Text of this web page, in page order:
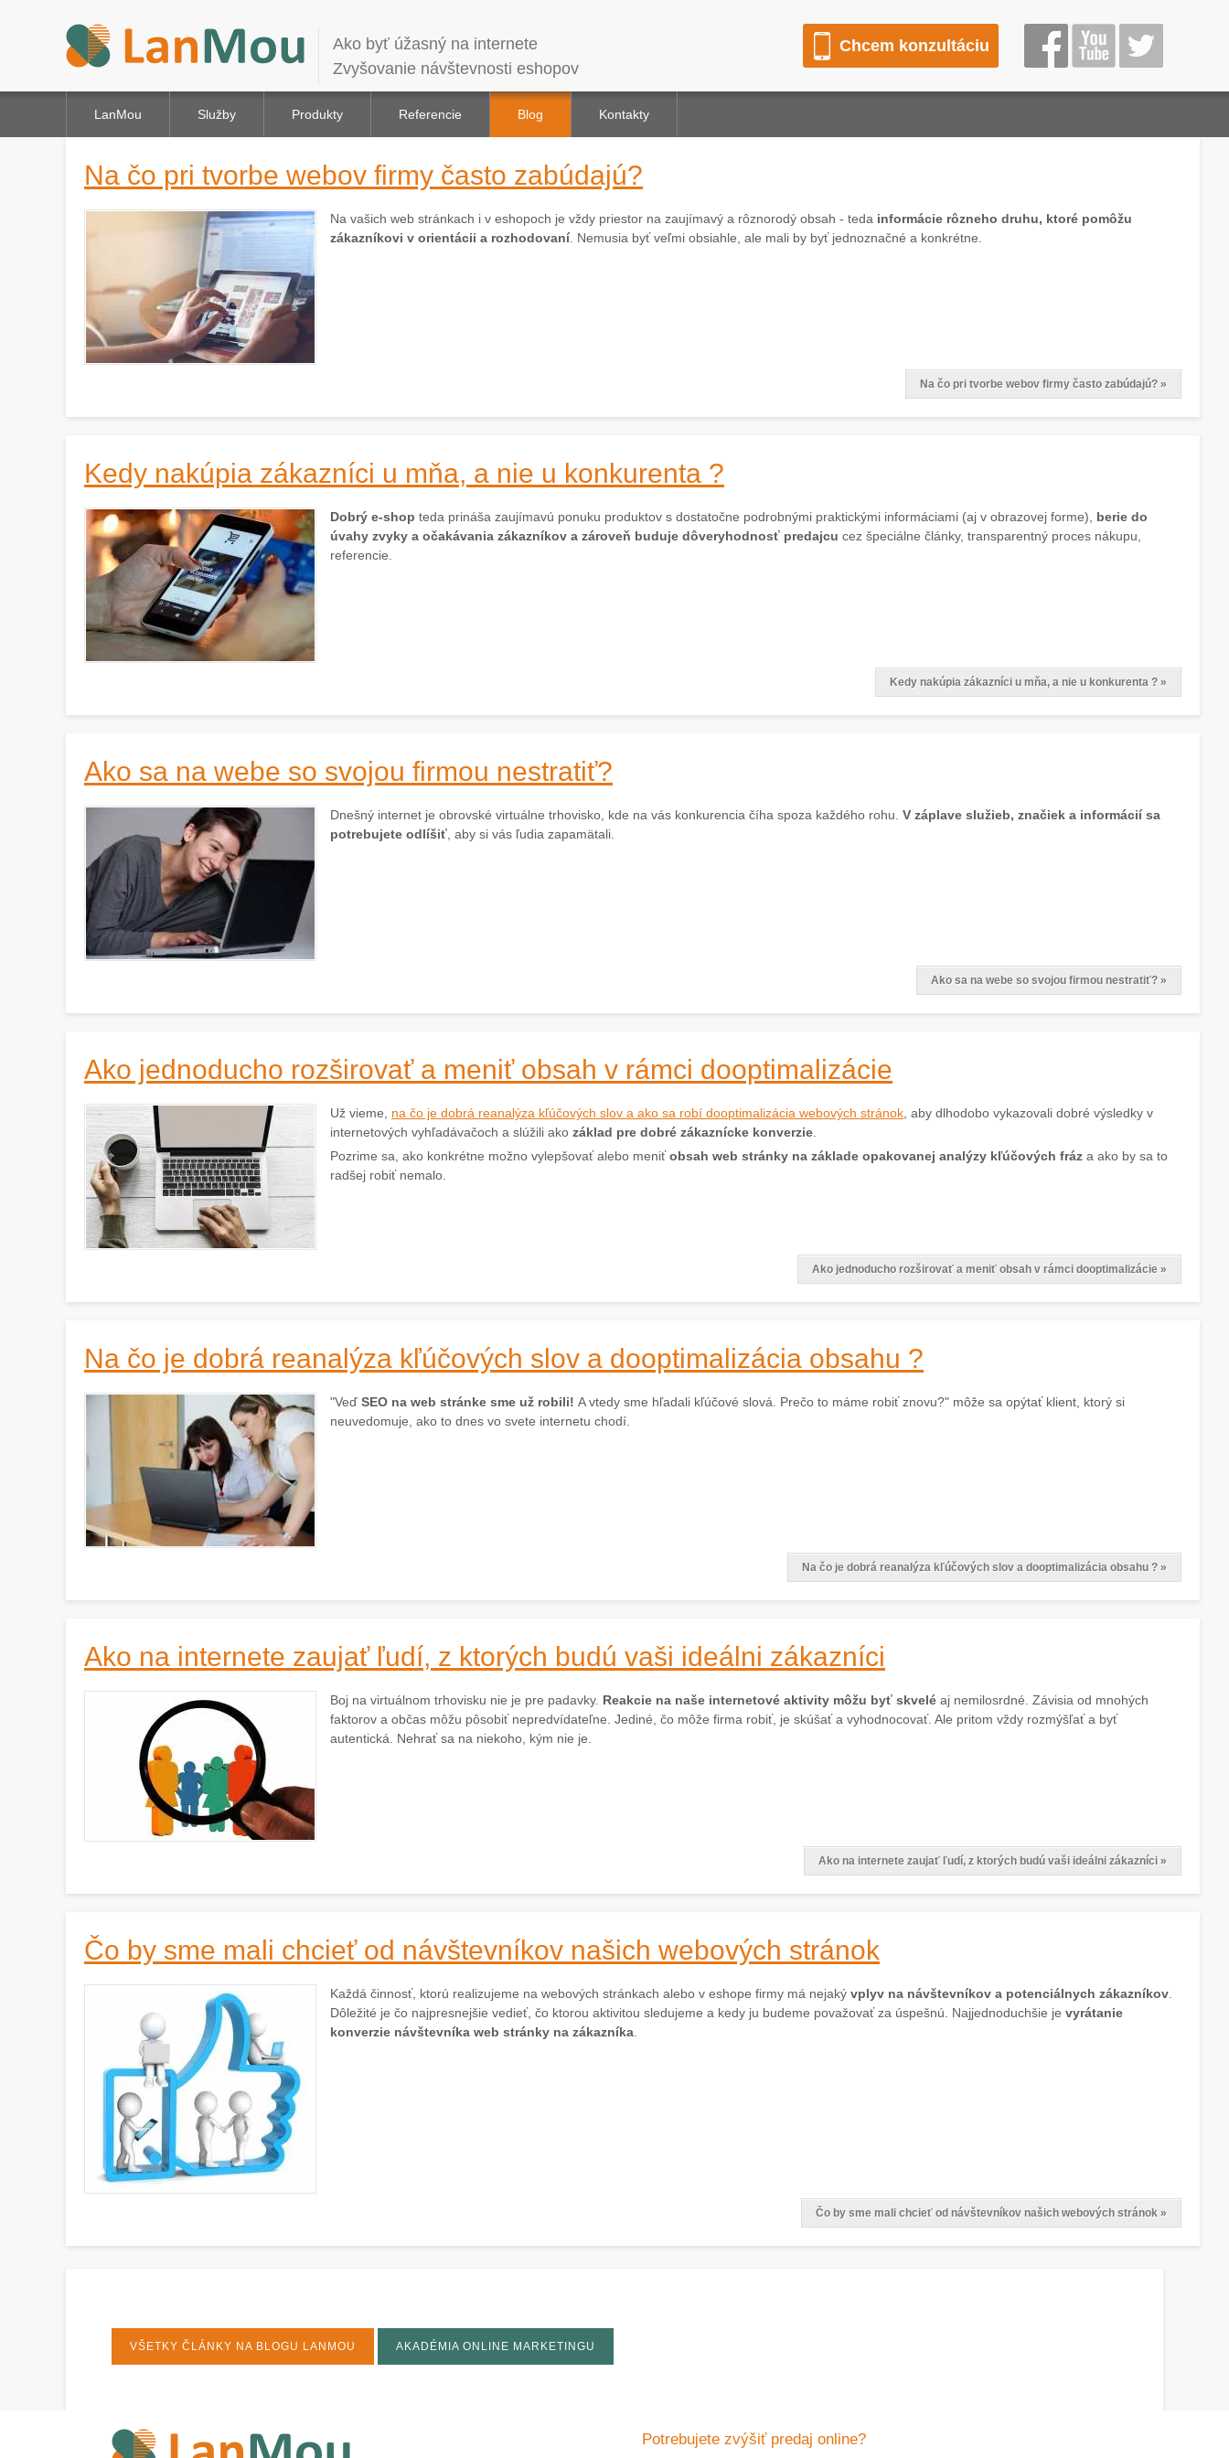
Ako byť úžasný na internete
Zvyšovanie návštevnosti eshopov
Chcem konzultáciu
Na čo pri tvorbe webov firmy často zabúdajú?
Na vašich web stránkach i v eshopoch je vždy priestor na zaujímavý a rôznorodý obsah - teda informácie rôzneho druhu, ktoré pomôžu
zákazníkovi v orientácii a rozhodovaní. Nemusia byť veľmi obsiahle, ale mali by byť jednoznačné a konkrétne.
Na čo pri tvorbe webov firmy často zabúdajú? »
Kedy nakúpia zákazníci u mňa, a nie u konkurenta ?
Dobrý e-shop teda prináša zaujímavú ponuku produktov s dostatočne podrobnými praktickými informáciami (aj v obrazovej forme), berie do
úvahy zvyky a očakávania zákazníkov a zároveň buduje dôveryhodnosť predajcu cez špeciálne články, transparentný proces nákupu,
referencie.
Kedy nakúpia zákazníci u mňa, a nie u konkurenta ? »
Ako sa na webe so svojou firmou nestratiť?
Dnešný internet je obrovské virtuálne trhovisko, kde na vás konkurencia číha spoza každého rohu. V záplave služieb, značiek a informácií sa
potrebujete odlíšiť , aby si vás ľudia zapamätali.
Ako sa na webe so svojou firmou nestratiť? »
Ako jednoducho rozširovať a meniť obsah v rámci dooptimalizácie
Už vieme, na čo je dobrá reanalýza kľúčových slov a ako sa robí dooptimalizácia webových stránok , aby dlhodobo vykazovali dobré výsledky v
internetových vyhľadávačoch a slúžili ako základ pre dobré zákaznícke konverzie
Pozrime sa, ako konkrétne možno vylepšovať alebo meniťobsah web stránky na základe opakovanej analýzy kľúčových fráz a ako by sa to
radšej robiť nemalo.
Ako jednoducho rozširovať a meniť obsah v rámci dooptimalizácie »
Na čo je dobrá reanalýza kľúčových slov a dooptimalizácia obsahu ?
"Veď SEO na web stránke sme už robili! A vtedy sme hľadali kľúčové slová. Prečo to máme robiť znovu?" môže sa opýtať klient, ktorý si
neuvedomuje, ako to dnes vo svete internetu chodí.
Na čo je dobrá reanalýza kľúčových slov a dooptimalizácia obsahu ? »
Ako na internete zaujať ľudí, z ktorých budú vaši ideálni zákazníci
Boj na virtuálnom trhovisku nie je pre padavky. Reakcie na naše internetové aktivity môžu byť skvelé aj nemilosrdné. Závisia od mnohých
faktorov a občas môžu pôsobiť nepredvídateľne. Jediné, čo môže firma robiť, je skúšať a vyhodnocovať. Ale pritom vždy rozmýšľať a byť
autentická. Nehrať sa na niekoho, kým nie je.
Ako na internete zaujať ľudí, z ktorých budú vaši ideálni zákazníci »
Čo by sme mali chcieť od návštevníkov našich webových stránok
Každá činnosť, ktorú realizujeme na webových stránkach alebo v eshope firmy má nejaký vplyv na návštevníkov a potenciálnych zákazníkov
Dôležité je čo najpresnejšie vedieť, čo ktorou aktivitou sledujeme a kedy ju budeme považovať za úspešnú. Najjednoduchšie je vyrátanie
konverzie návštevníka web stránky na zákazníka
Čo by sme mali chcieť od návštevníkov našich webových stránok »
VŠETKY ČLÁNKY NA BLOGU LANMOU AKADÉMIA ONLINE MARKETINGU
LanMou Služby Produkty Referencie Blog Kontakty
Potrebujete zvýšiť predaj online?